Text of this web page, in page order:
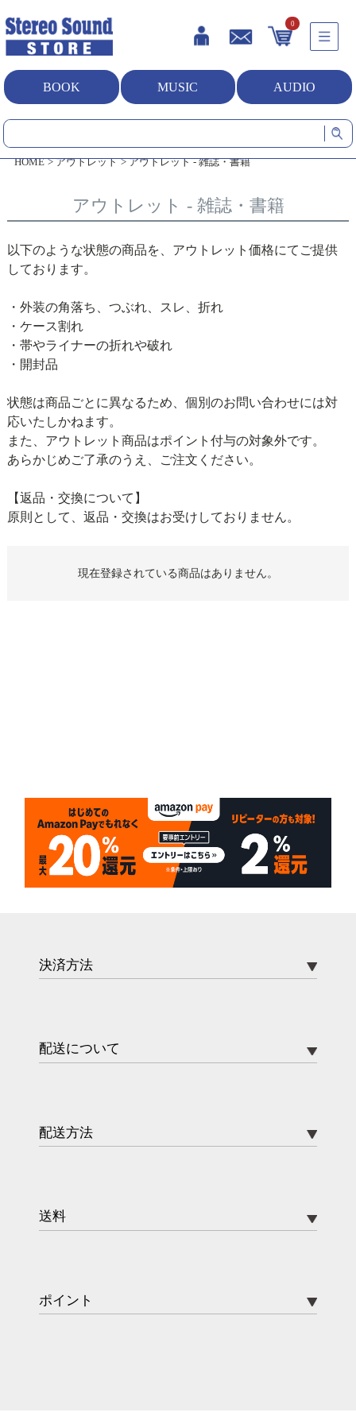
0
BOOK MUSIC AUDIO
HOME アウトレット アウトレット - 雑誌・書籍
アウトレット - 雑誌・書籍
以下のような状態の商品を、アウトレット価格にてご提供
しております。
・外装の角落ち、つぶれ、スレ、折れ
・ケース割れ
・帯やライナーの折れや破れ
・開封品
状態は商品ごとに異なるため、個別のお問い合わせには対
応いたしかねます。
また、アウトレット商品はポイント付与の対象外です。
あらかじめご了承のうえ、ご注文ください。
【返品・交換について】
原則として、返品・交換はお受けしておりません。
現在登録されている商品はありません。
決済方法
配送について
配送方法
送料
ポイント